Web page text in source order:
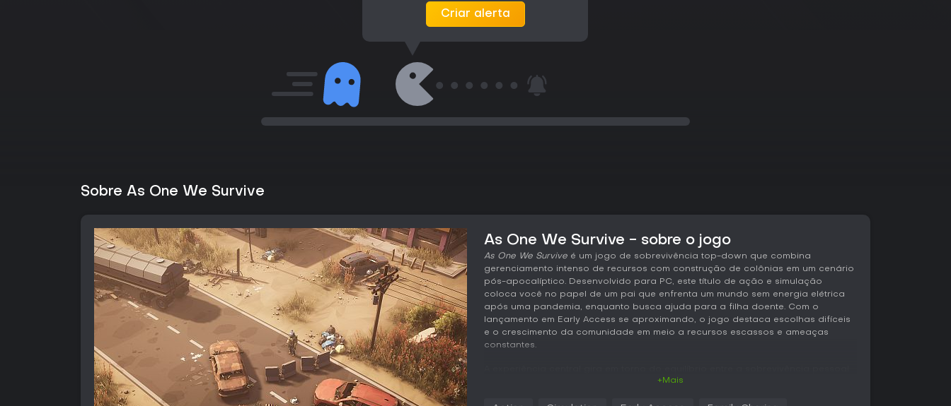
Criar alerta
Sobre As One We Survive
As One We Survive - sobre o jogo
As One We Survive é um jogo de sobrevivência top-down que combina
gerenciamento intenso de recursos com construção de colônias em um cenário
pós-apocalíptico. Desenvolvido para PC, este título de ação e simulação
coloca você no papel de um pai que enfrenta um mundo sem energia elétrica
após uma pandemia, enquanto busca ajuda para a filha doente. Com o
lançamento em Early Access se aproximando, o jogo destaca escolhas difíceis
e o crescimento da comunidade em meio a recursos escassos e ameaças
constantes.
e a dinâmica do grupo, com cada decisão afetando o destino de todos.
+Mais